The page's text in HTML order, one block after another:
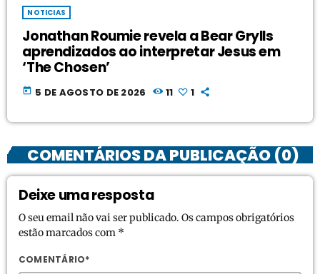
NOTICIAS
Jonathan Roumie revela a Bear Grylls
aprendizados ao interpretar Jesus em
‘The Chosen’
today 5 DE AGOSTO DE 2026 11 1
COMENTÁRIOS DA PUBLICAÇÃO (0)
Deixe uma resposta
O seu email não vai ser publicado. Os campos obrigatórios
estão marcados com *
COMENTÁRIO*